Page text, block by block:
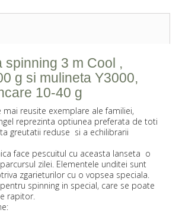
spinning 3 m Cool ,
g si mulineta Y3000,
10-40 g
mai reusite exemplare ale familiei,
reprezinta optiunea preferata de toti
greutatii reduse si a echilibrarii
face pescuitul cu aceasta lanseta o
zilei. Elementele unditei sunt
zgarieturilor cu o vopsea speciala.
spinning in special, care se poate
rapitor.